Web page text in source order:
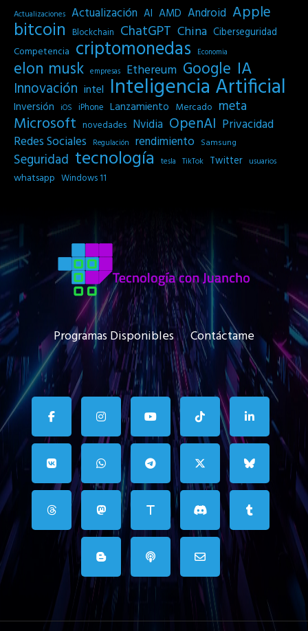
Actualizaciones Actualización AI AMD Android Apple
bitcoin Blockchain ChatGPT China Ciberseguridad
Competencia criptomonedas Economia
elon musk empresas Ethereum Google IA
Innovación intel Inteligencia Artificial
Inversión iOS iPhone Lanzamiento Mercado meta
Microsoft novedades Nvidia OpenAI Privacidad
Redes Sociales
Regulación rendimiento Samsung
Seguridad tecnología tesla TikTok Twitter usuarios
whatsapp Windows 11
Programas Disponibles Contáctame